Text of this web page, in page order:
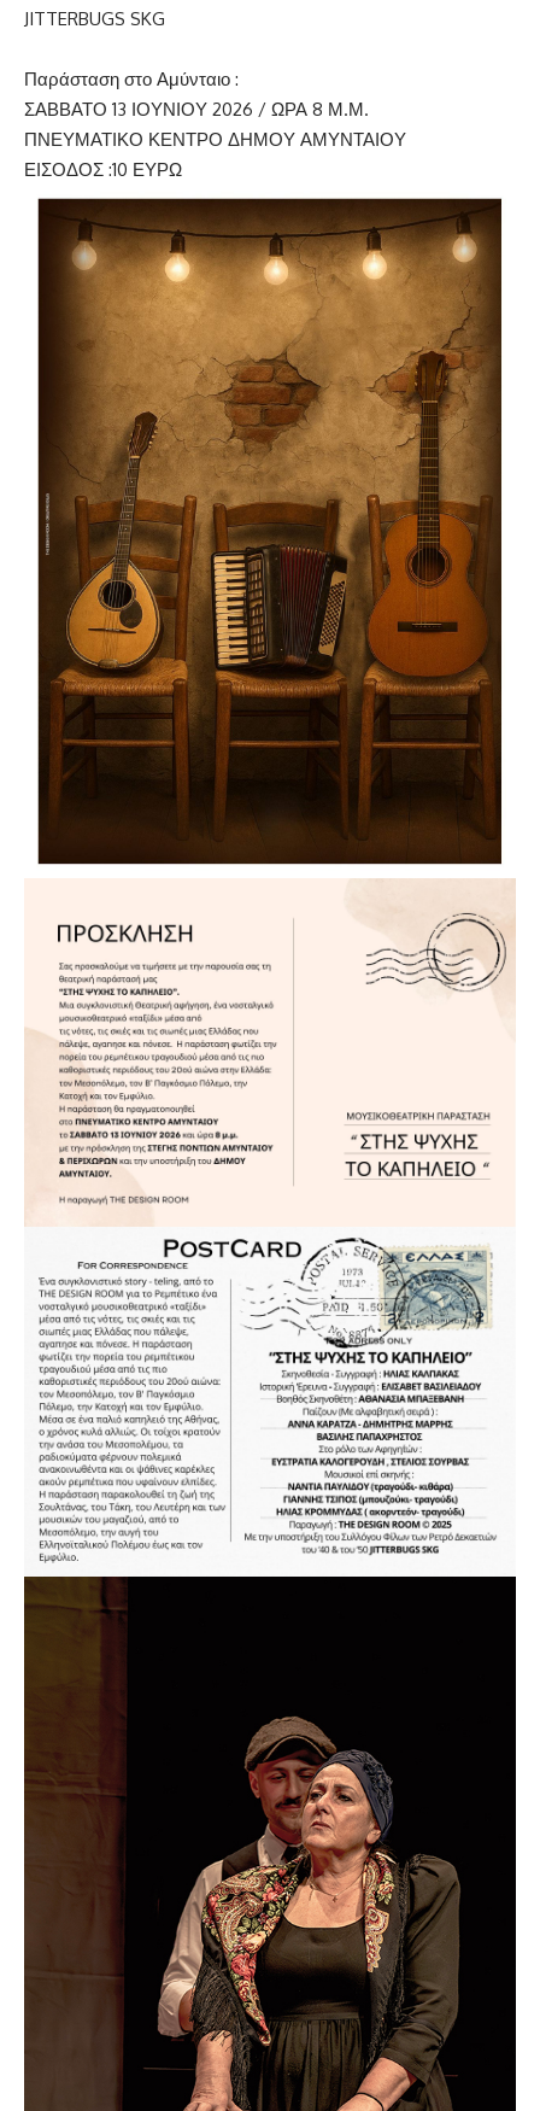
JITTERBUGS SKG
Παράσταση στο Αμύνταιο :
ΣΑΒΒΑΤΟ 13 ΙΟΥΝΙΟΥ 2026 / ΩΡΑ 8 Μ.Μ.
ΠΝΕΥΜΑΤΙΚΟ ΚΕΝΤΡΟ ΔΗΜΟΥ ΑΜΥΝΤΑΙΟΥ
ΕΙΣΟΔΟΣ :10 ΕΥΡΩ